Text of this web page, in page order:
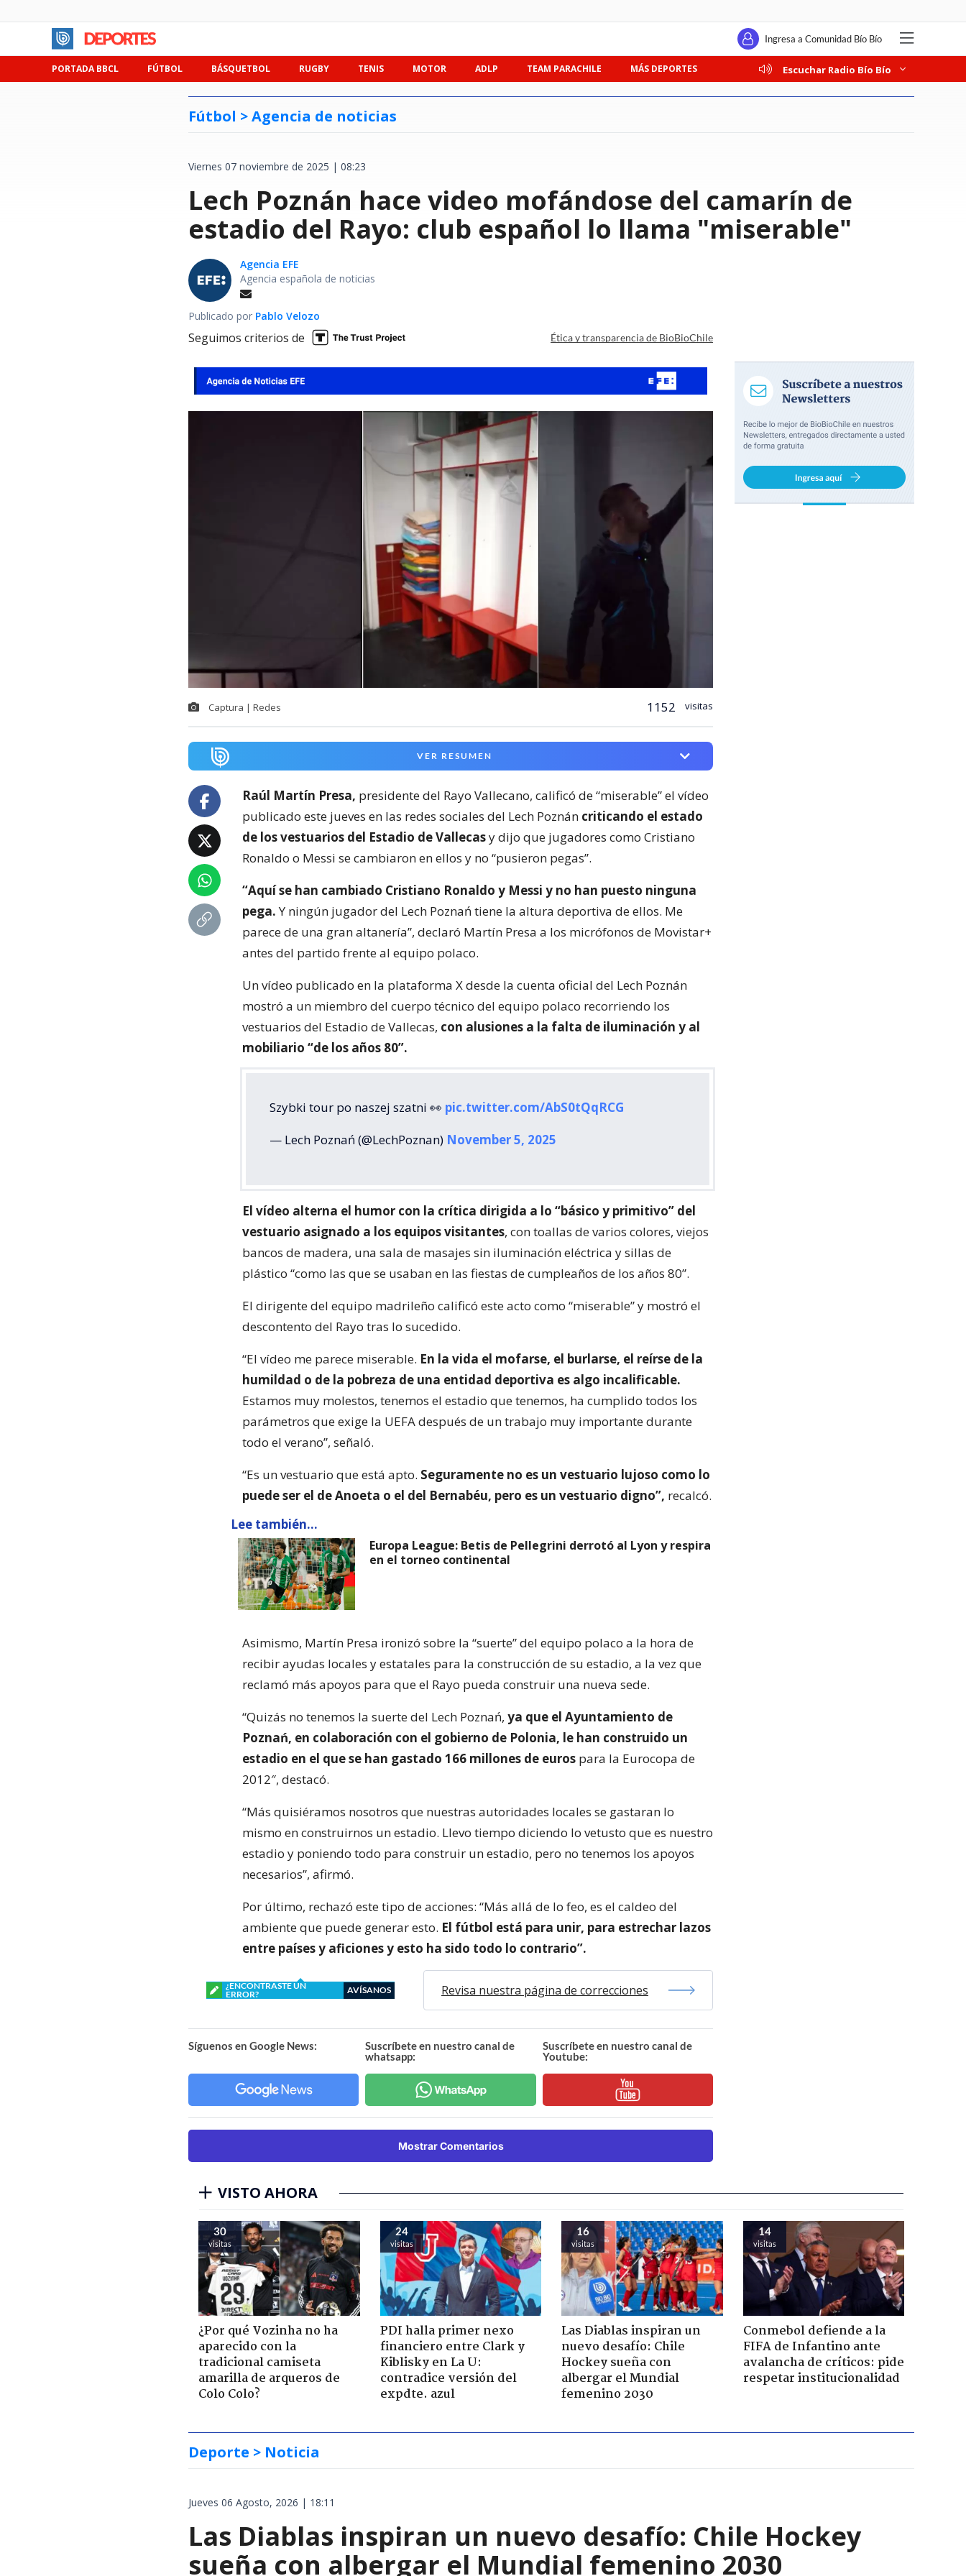
Ingresa a Comunidad Bío Bío
PORTADA BBCL FÚTBOL BÁSQUETBOL RUGBY TENIS MOTOR ADLP TEAM PARACHILE MÁS DEPORTES Escuchar Radio Bío Bío
Fútbol >Agencia de noticias
Viernes 07 noviembre de 2025 | 08:23
Lech Poznán hace video mofándose del camarín de
estadio del Rayo: club español lo llama "miserable"
Agencia EFE
Agencia española de noticias
Publicado por Pablo Velozo
Seguimos criterios de Ética y transparencia de BioBioChile
Captura | Redes 1152 visitas
VER RESUMEN
Raúl Martín Presa, presidente del Rayo Vallecano, calificó de “miserable” el vídeo
publicado este jueves en las redes sociales del Lech Poznán criticando el estado
de los vestuarios del Estadio de Vallecasy dijo que jugadores como Cristiano
Ronaldo o Messi se cambiaron en ellos y no “pusieron pegas”.
“Aquí se han cambiado Cristiano Ronaldo y Messi y no han puesto ninguna
pega.Y ningún jugador del Lech Poznań tiene la altura deportiva de ellos. Me
parece de una gran altanería”, declaró Martín Presa a los micrófonos de Movistar+
antes del partido frente al equipo polaco.
Un vídeo publicado en la plataforma X desde la cuenta oficial del Lech Poznán
mostró a un miembro del cuerpo técnico del equipo polaco recorriendo los
vestuarios del Estadio de Vallecas, con alusiones a la falta de iluminación y al
mobiliario “de los años 80”.
Szybki tour po naszej szatni 👀 pic.twitter.com/AbS0tQqRCG
— Lech Poznań (@LechPoznan) November 5, 2025
El vídeo alterna el humor con la crítica dirigida a lo “básico y primitivo” del
vestuario asignado a los equipos visitantes, con toallas de varios colores, viejos
bancos de madera, una sala de masajes sin iluminación eléctrica y sillas de
plástico “como las que se usaban en las fiestas de cumpleaños de los años 80”.
El dirigente del equipo madrileño calificó este acto como “miserable” y mostró el
descontento del Rayo tras lo sucedido.
“El vídeo me parece miserable. En la vida el mofarse, el burlarse, el reírse de la
humildad o de la pobreza de una entidad deportiva es algo incalificable.
Estamos muy molestos, tenemos el estadio que tenemos, ha cumplido todos los
parámetros que exige la UEFA después de un trabajo muy importante durante
todo el verano”, señaló.
“Es un vestuario que está apto. Seguramente no es un vestuario lujoso como lo
puede ser el de Anoeta o el del Bernabéu, pero es un vestuario digno”, recalcó.
Lee también...
Europa League: Betis de Pellegrini derrotó al Lyon y respira
en el torneo continental
Asimismo, Martín Presa ironizó sobre la “suerte” del equipo polaco a la hora de
recibir ayudas locales y estatales para la construcción de su estadio, a la vez que
reclamó más apoyos para que el Rayo pueda construir una nueva sede.
“Quizás no tenemos la suerte del Lech Poznań, ya que el Ayuntamiento de
Poznań, en colaboración con el gobierno de Polonia, le han construido un
estadio en el que se han gastado 166 millones de euros para la Eurocopa de
2012″, destacó.
“Más quisiéramos nosotros que nuestras autoridades locales se gastaran lo
mismo en construirnos un estadio. Llevo tiempo diciendo lo vetusto que es nuestro
estadio y poniendo todo para construir un estadio, pero no tenemos los apoyos
necesarios”, afirmó.
Por último, rechazó este tipo de acciones: “Más allá de lo feo, es el caldeo del
ambiente que puede generar esto. El fútbol está para unir, para estrechar lazos
entre países y aficiones y esto ha sido todo lo contrario”.
¿ENCONTRASTE UN
ERROR?
AVÍSANOS Revisa nuestra página de correcciones
Síguenos en Google News:
Suscríbete en nuestro canal de
whatsapp:
Suscríbete en nuestro canal de
Youtube:
Mostrar Comentarios
VISTO AHORA
30
visitas
¿Por qué Vozinha no ha
aparecido con la
tradicional camiseta
amarilla de arqueros de
Colo Colo?
24
visitas
PDI halla primer nexo
financiero entre Clark y
Kiblisky en La U:
contradice versión del
expdte. azul
16
visitas
Las Diablas inspiran un
nuevo desafío: Chile
Hockey sueña con
albergar el Mundial
femenino 2030
14
visitas
Conmebol defiende a la
FIFA de Infantino ante
avalancha de críticos: pide
respetar institucionalidad
Deporte > Noticia
Jueves 06 Agosto, 2026 | 18:11
Las Diablas inspiran un nuevo desafío: Chile Hockey
sueña con albergar el Mundial femenino 2030